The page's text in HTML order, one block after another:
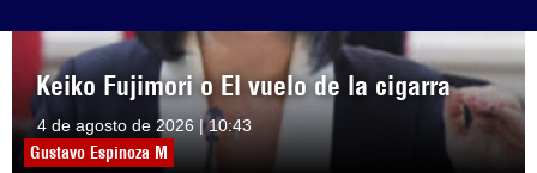
Keiko Fujimori o El vuelo de la cigarra
4 de agosto de 2026 | 10:43
Gustavo Espinoza M